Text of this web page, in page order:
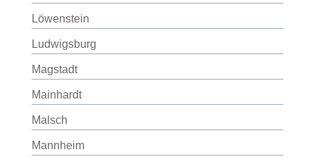
Löwenstein
Ludwigsburg
Magstadt
Mainhardt
Malsch
Mannheim